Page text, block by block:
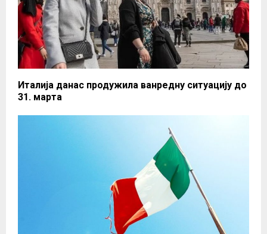
Италија данас продужила ванредну ситуацију до
31. марта